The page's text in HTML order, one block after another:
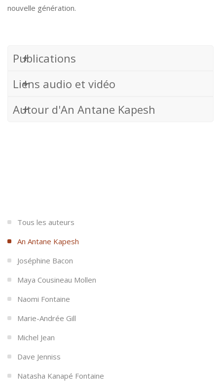
nouvelle génération.
Publications
Liens audio et vidéo
Autour d'An Antane Kapesh
Tous les auteurs
An Antane Kapesh
Joséphine Bacon
Maya Cousineau Mollen
Naomi Fontaine
Marie-Andrée Gill
Michel Jean
Dave Jenniss
Natasha Kanapé Fontaine